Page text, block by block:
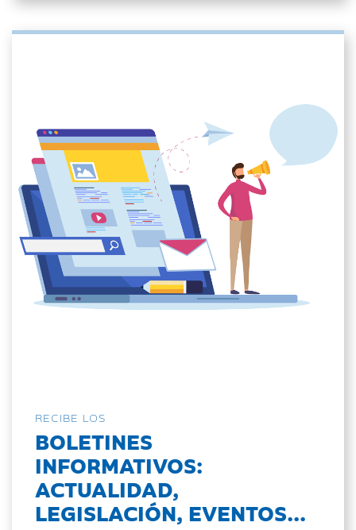
RECIBE LOS
BOLETINES
INFORMATIVOS:
ACTUALIDAD,
LEGISLACIÓN, EVENTOS...